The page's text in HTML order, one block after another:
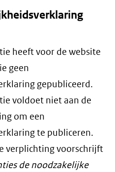
heeft voor de website
geen
gepubliceerd.
voldoet niet aan de
om een
te publiceren.
verplichting voorschrijft
de noodzakelijke